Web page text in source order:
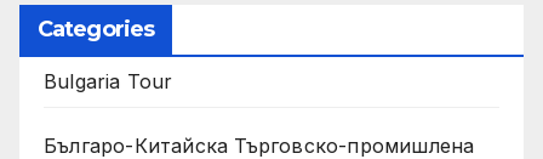
Categories
Bulgaria Tour
Българо-Китайска Търговско-промишлена